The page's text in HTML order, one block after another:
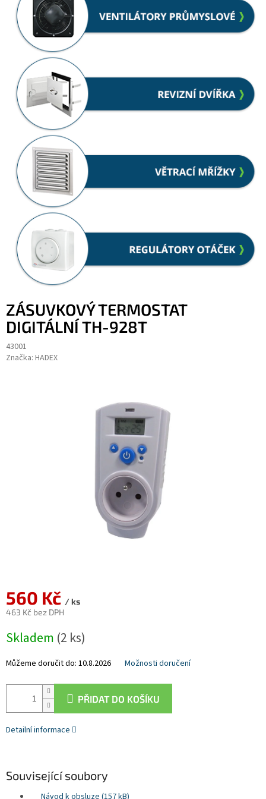
ZÁSUVKOVÝ TERMOSTAT
DIGITÁLNÍ TH-928T
43001
Značka: HADEX
560 Kč / ks
463 Kč bez DPH
cena:
Skladem (2 ks)
Můžeme doručit do: 10.8.2026 Možnosti doručení
PŘIDAT DO KOŠÍKU
Detailní informace
Související soubory